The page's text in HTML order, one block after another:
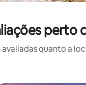
perto
quanto a